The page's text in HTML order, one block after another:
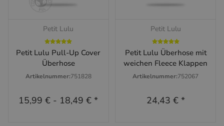
Petit Lulu
Petit Lulu Pull-Up Cover
Überhose
Artikelnummer:751828
15,99 € - 18,49 €*
Petit Lulu
Petit Lulu Überhose mit
weichen Fleece Klappen
Artikelnummer:752067
24,43 € *